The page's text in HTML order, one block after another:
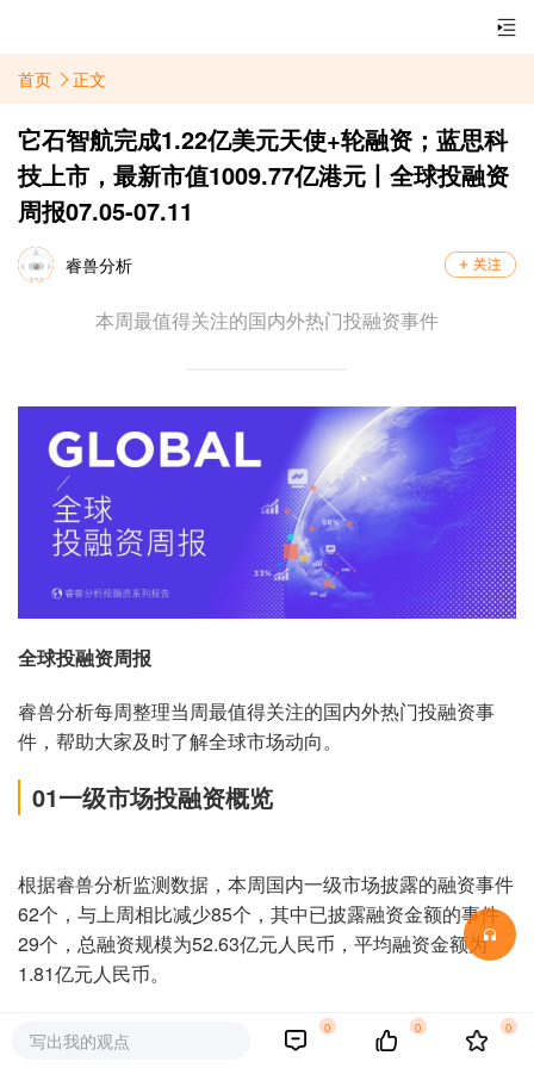
首页 正文
它石智航完成1.22亿美元天使+轮融资；蓝思科
技上市，最新市值1009.77亿港元丨全球投融资
周报07.05-07.11
睿兽分析
本周最值得关注的国内外热门投融资事件
全球投融资周报
睿兽分析每周整理当周最值得关注的国内外热门投融资事
件，帮助大家及时了解全球市场动向。
01一级市场投融资概览
根据睿兽分析监测数据，本周国内一级市场披露的融资事件
62个，与上周相比减少85个，其中已披露融资金额的事件
29个，总融资规模为52.63亿元人民币，平均融资金额为
1.81亿元人民币。
写出我的观点
0 0 0